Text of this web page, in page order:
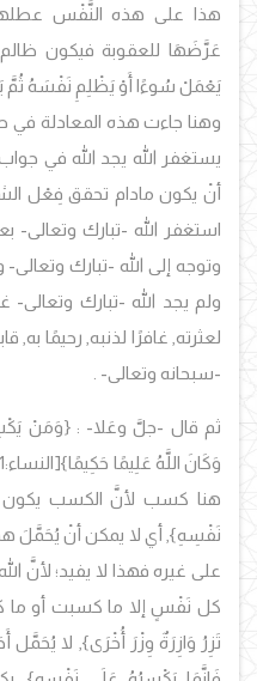
هذا على هذه النَّفْس
عَرَّضَهَا للعقوبة فيكون ظالم
يَعْمَلْ سُوءًا أَوْ يَظْلِمِ نَفْسَهُ ثُمَّ
وهنا جاءت هذه المعادلة
يستغفر الله يجد الله في
أنْ يكون مادام تحقق فِعْل
استغفر الله -تبارك
وتوجه إلى الله -تبارك
ولم يجد الله -تبارك
لعثرته, غافرًا لذنبه, رحيمًا به,
-سبحانه وتعالى- .
ثم قال -جلَّ وعَلا- :{وَمَنْ
وَكَانَ اللَّهُ عَلِيمًا حَكِيمًا}[النساء:111],
هنا كسب لأنَّ الكسب يكون
نَفْسِهِ} , أي لا يمكن أنْ يُحَمَّلَ
على غيره فهذا لا يفيد؛ لأنَّ
كل نَفْسٍ إلا ما كسبت أو ما
تَزِرُ وَازِرَةٌ وِزْرَ أُخْرَى} , لا يُحَمَّل